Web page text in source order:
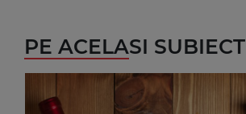
PE ACELASI SUBIECT